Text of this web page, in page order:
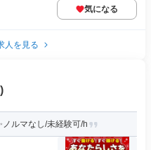
気になる
人を見る
ルマなし/未経験可/h